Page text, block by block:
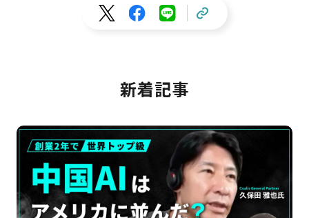
新着記事